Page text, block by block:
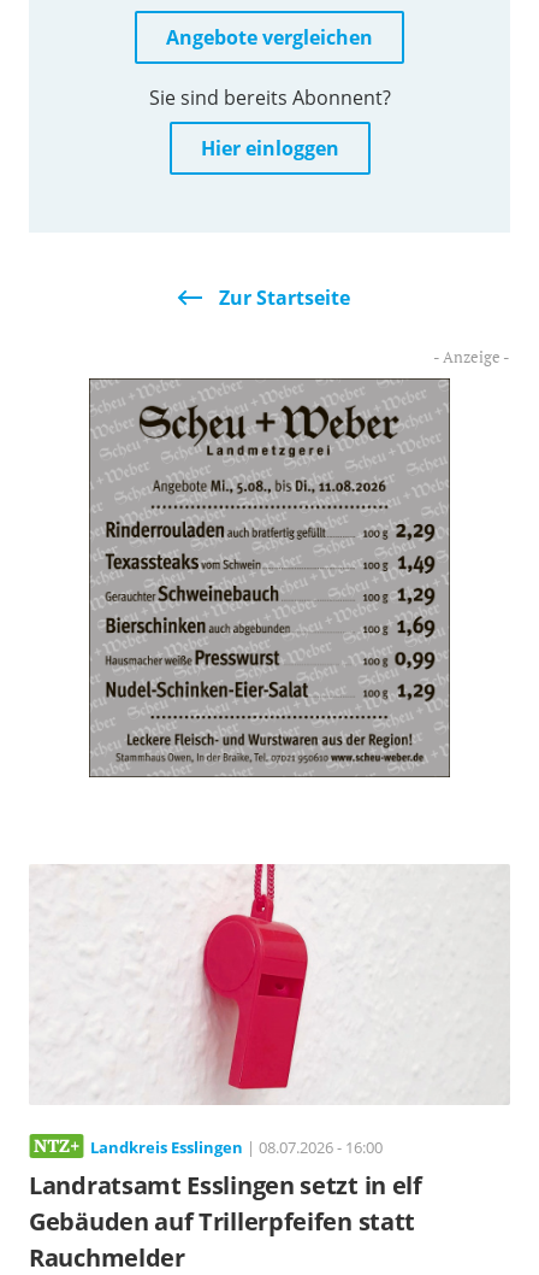
Angebote vergleichen
Sie sind bereits Abonnent?
Hier einloggen
Zur Startseite
Landkreis Esslingen | 08.07.2026 - 16:00
Landratsamt Esslingen setzt in elf
Gebäuden auf Trillerpfeifen statt
Rauchmelder